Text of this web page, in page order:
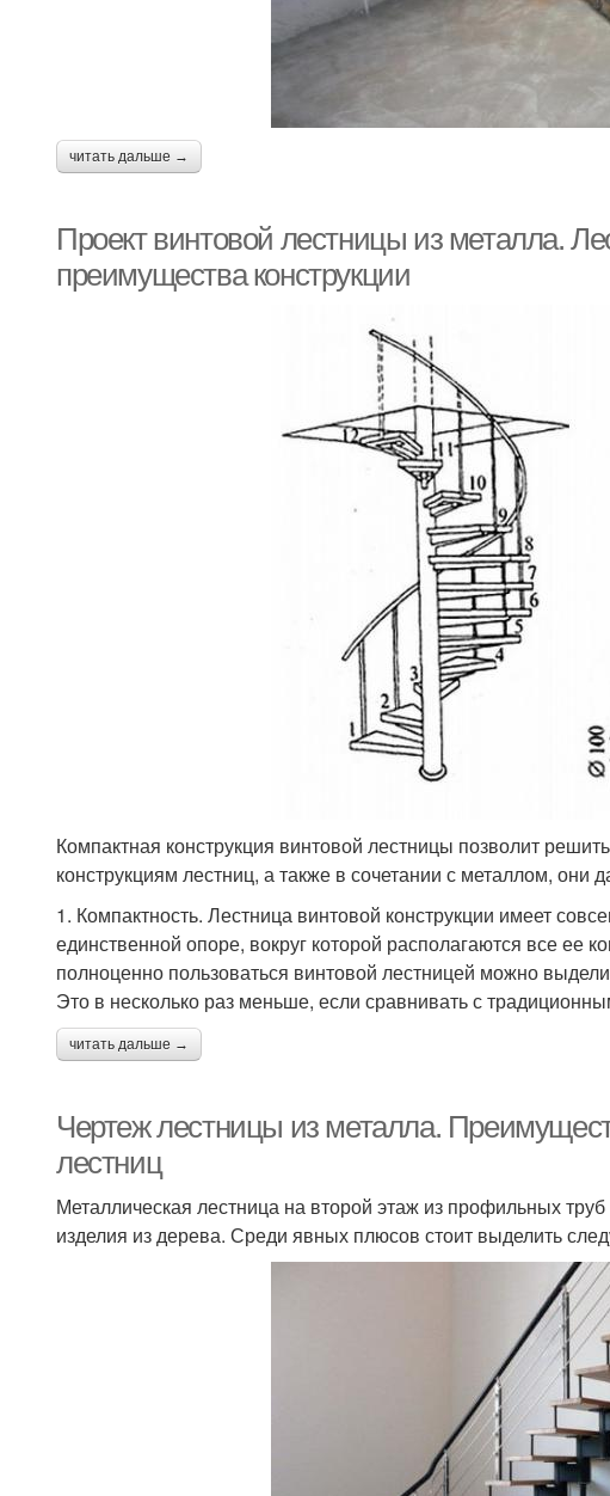
читать дальше →
Проект винтовой лестницы из металла.
преимущества конструкции
Компактная конструкция винтовой лестницы позволит
конструкциям лестниц, а также в сочетании с металлом,
1. Компактность. Лестница винтовой конструкции имеет
единственной опоре, вокруг которой располагаются все ее
полноценно пользоваться винтовой лестницей можно
Это в несколько раз меньше, если сравнивать с
читать дальше →
Чертеж лестницы из металла.
лестниц
Металлическая лестница на второй этаж из профильных
изделия из дерева. Среди явных плюсов стоит выделить